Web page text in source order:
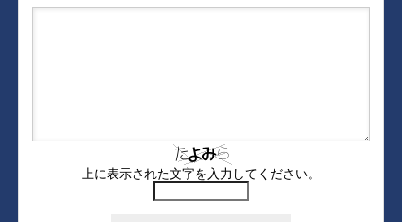
上に表示された文字を入力してください。